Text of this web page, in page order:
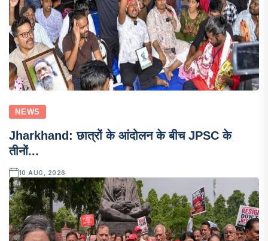
NEWS
Jharkhand: छात्रों के आंदोलन के बीच JPSC के
तीनों...
10 AUG, 2026